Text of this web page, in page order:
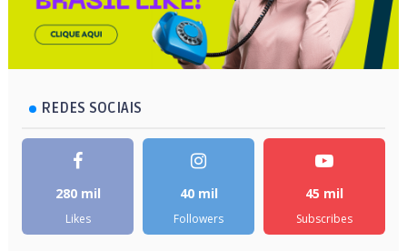
REDES SOCIAIS
280 mil
Likes
40 mil
Followers
45 mil
Subscribes